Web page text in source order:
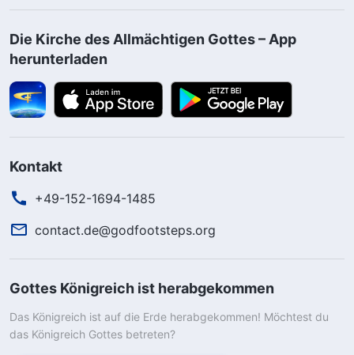
Die Kirche des Allmächtigen Gottes – App
herunterladen
Kontakt
+49-152-1694-1485
contact.de@godfootsteps.org
Gottes Königreich ist herabgekommen
Das Königreich ist auf die Erde herabgekommen! Möchtest du
das Königreich Gottes betreten?